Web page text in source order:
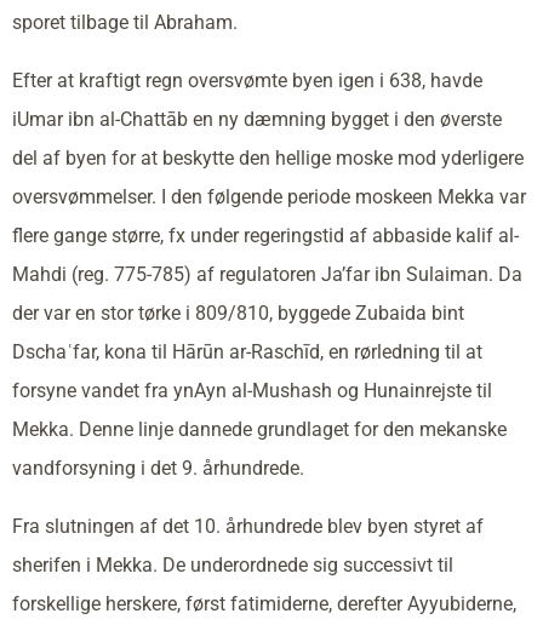
sporet tilbage til Abraham.
Efter at kraftigt regn oversvømte byen igen i 638, havde
iUmar ibn al-Chattāb en ny dæmning bygget i den øverste
del af byen for at beskytte den hellige moske mod yderligere
oversvømmelser. I den følgende periode moskeen Mekka var
flere gange større, fx under regeringstid af abbaside kalif al-
Mahdi (reg. 775-785) af regulatoren Ja’far ibn Sulaiman. Da
der var en stor tørke i 809/810, byggede Zubaida bint
Dschaʿfar, kona til Hārūn ar-Raschīd, en rørledning til at
forsyne vandet fra ynAyn al-Mushash og Hunainrejste til
Mekka. Denne linje dannede grundlaget for den mekanske
vandforsyning i det 9. århundrede.
Fra slutningen af det 10. århundrede blev byen styret af
sherifen i Mekka. De underordnede sig successivt til
forskellige herskere, først fatimiderne, derefter Ayyubiderne,